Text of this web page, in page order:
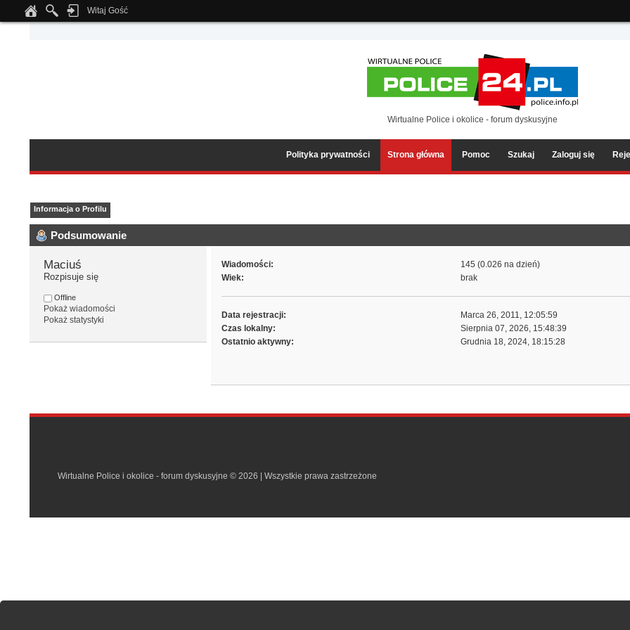
Notice: Undefined index: tapatalk_body_hook in
Witaj Gość
Wirtualne Police i okolice - forum dyskusyjne
Polityka prywatności Strona główna Pomoc Szukaj Zaloguj się
Informacja o Profilu
Podsumowanie
Maciuś
Rozpisuje się
Offline
Pokaż wiadomości
Pokaż statystyki
Wiadomości:
145 (0.026 na dzień)
Wiek:
brak
Data rejestracji:
Marca 26, 2011, 12:05:59
Czas lokalny:
Sierpnia 07, 2026, 15:48:39
Ostatnio aktywny:
Grudnia 18, 2024, 18:15:28
Wirtualne Police i okolice - forum dyskusyjne © 2026 | Wszystkie prawa zastrzeżone